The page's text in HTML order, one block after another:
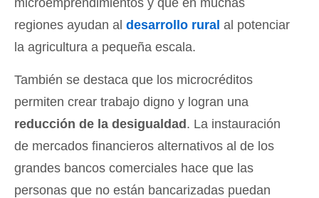
regiones ayudan al desarrollo rural al potenciar
la agricultura a pequeña escala.
También se destaca que los microcréditos
permiten crear trabajo digno y logran una
reducción de la desigualdad. La instauración
de mercados financieros alternativos al de los
grandes bancos comerciales hace que las
personas que no están bancarizadas puedan